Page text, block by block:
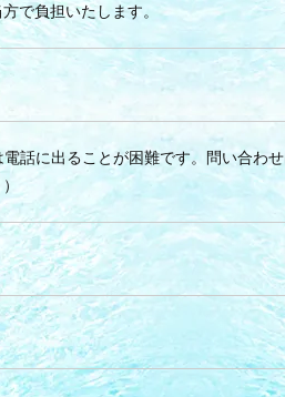
で負担いたします。
話に出ることが困難です。問い合わ